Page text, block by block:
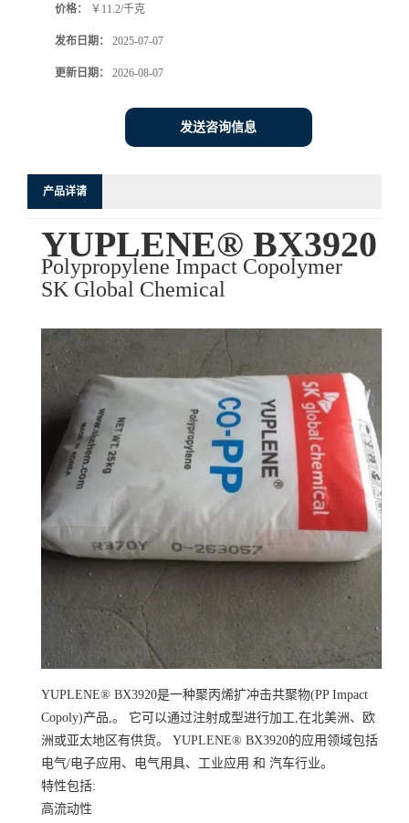
价格： ￥11.2/千克
发布日期： 2025-07-07
更新日期： 2026-08-07
发送咨询信息
产品详请
YUPLENE® BX3920
Polypropylene Impact Copolymer
SK Global Chemical
YUPLENE® BX3920是一种聚丙烯扩冲击共聚物(PP Impact
Copoly)产品,。 它可以通过注射成型进行加工,在北美洲、欧
洲或亚太地区有供货。 YUPLENE® BX3920的应用领域包括
电气/电子应用、电气用具、工业应用 和 汽车行业。
特性包括:
高流动性